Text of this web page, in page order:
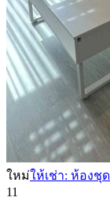
ใหม่ให้เช่า: ห้องชุ
11